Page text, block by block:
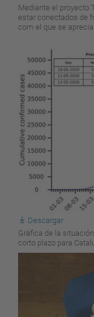
Mediante el proyecto
estar conectados de
com el que se
Descargar
Gráfica de la
corto plazo para